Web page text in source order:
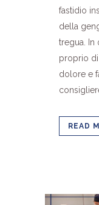
fastidio
della
tregua. In
proprio
dolore e
READ